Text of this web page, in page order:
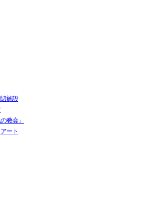
施設
教会」
ート